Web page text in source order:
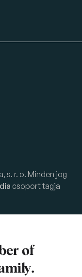
s. r. o. Minden jog
csoport tagja
of